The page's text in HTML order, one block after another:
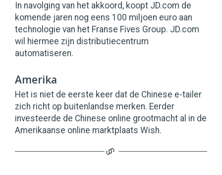
In navolging van het akkoord, koopt JD.com de
komende jaren nog eens 100 miljoen euro aan
technologie van het Franse Fives Group. JD.com
wil hiermee zijn distributiecentrum
automatiseren.
Amerika
Het is niet de eerste keer dat de Chinese e-tailer
zich richt op buitenlandse merken. Eerder
investeerde de Chinese online grootmacht al in de
Amerikaanse online marktplaats Wish.